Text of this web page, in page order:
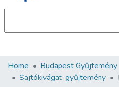
Communities & Collections
Home Budapest Gyűjtemény
Sajtókivágat-gyűjtemény